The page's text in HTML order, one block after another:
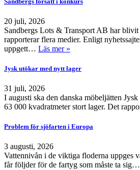
20 juli, 2026
Sandbergs Lots & Transport AB har
rapporterar flera medier. Enligt
uppgett… Läs mer »
Jysk utökar med nytt lager
31 juli, 2026
I augusti ska den danska möbeljätten
63 000 kvadratmeter stort lager. Det
Problem för sjöfarten i Europa
3 augusti, 2026
Vattennivån i de viktiga floderna uppges
får följder för de fartyg som måste ta sig…